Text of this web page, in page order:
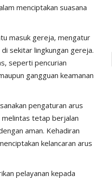
menciptakan suasana
masuk gereja, mengatur
sekitar lingkungan gereja.
seperti pencurian
gangguan keamanan
pengaturan arus
melintas tetap berjalan
aman. Kehadiran
kelancaran arus
pelayanan kepada